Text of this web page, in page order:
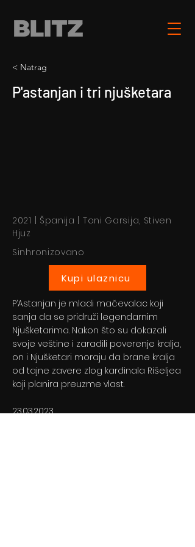
< Natrag
P'astanjan i tri njušketara
2021 | Španija | Toni Garsija, Stiven
Hjuz
Sinhronizovano
Kupi ulaznicu
P’Astanjan je mladi mačevalac koji
sanja da se pridruži legendarnim
Njušketarima. Nakon što su dokazali
svoje veštine i zaradili poverenje kralja,
on i Njušketari moraju da brane kralja
od tajne zavere zlog kardinala Rišeljea
koji planira preuzme vlast.
23.03.2023